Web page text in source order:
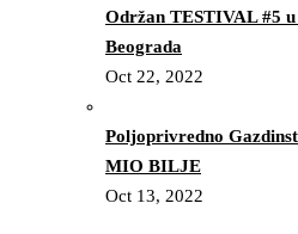
Održan TESTIVAL #5
Beograda
Oct 22, 2022
Poljoprivredno
MIO BILJE
Oct 13, 2022